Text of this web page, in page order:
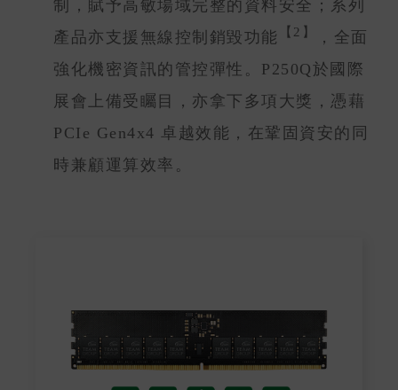
制，賦予高敏場域完整的資料安全；系列
產品亦支援無線控制銷毀功能
【2】
，全面
強化機密資訊的管控彈性。P250Q於國際
展會上備受矚目，亦拿下多項大獎，憑藉
PCIe Gen4x4 卓越效能，在鞏固資安的同
時兼顧運算效率。